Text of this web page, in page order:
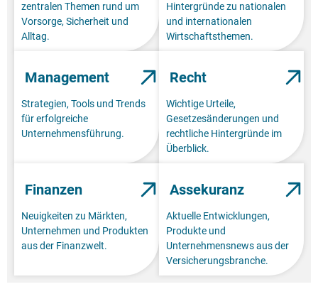
zentralen Themen rund um
Vorsorge, Sicherheit und
Alltag.
Hintergründe zu nationalen
und internationalen
Wirtschaftsthemen.
Management
Strategien, Tools und Trends
für erfolgreiche
Unternehmensführung.
Recht
Wichtige Urteile,
Gesetzesänderungen und
rechtliche Hintergründe im
Überblick.
Finanzen
Neuigkeiten zu Märkten,
Unternehmen und Produkten
aus der Finanzwelt.
Assekuranz
Aktuelle Entwicklungen,
Produkte und
Unternehmensnews aus der
Versicherungsbranche.